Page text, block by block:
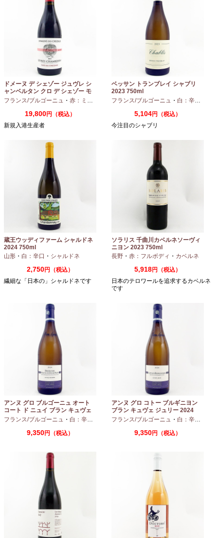
ドメーヌ デ シェゾー ジュヴレ シ
ャンベルタン クロ デ シェゾー モ
ノポール 2023 750ml
フランス/ブルゴーニュ ・ 赤：ミディアムボディ ・ピノノワール
19,800円（税込）
新規入港生産者
ベッサン トランブレイ シャブリ
2023 750ml
フランス/ブルゴーニュ ・ 白：辛口
5,104円（税込）
今注目のシャブリ
蔵王ウッディファーム シャルドネ
2024 750ml
山形 ・ 白：辛口 ・ シャルドネ
2,750円（税込）
繊細な「日本の」シャルドネです
ソラリス 千曲川カベルネソーヴィ
ニヨン 2023 750ml
長野 ・ 赤：フルボディ ・ カベルネ
5,918円（税込）
日本のテロワールを追求するカベルネ
です
アンヌ グロ ブルゴーニュ オート
コート ド ニュイ ブラン キュヴェ
マリーヌ 2024 750ml
フランス/ブルゴーニュ ・ 白：辛口 シャルドネ
9,350円（税込）
アンヌ グロ コトー ブルギニヨン
ブラン キュヴェ ジュリー 2024
フランス/ブルゴーニュ ・ 白：辛口
9,350円（税込）